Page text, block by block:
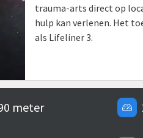
trauma-arts direct op
hulp kan verlenen. Het
als Lifeliner 3.
meter